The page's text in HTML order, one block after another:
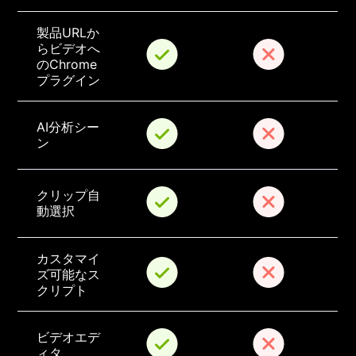
製品URLか
らビデオへ
のChrome
プラグイン
AI分析シー
ン
クリップ自
動選択
カスタマイ
ズ可能なス
クリプト
ビデオエデ